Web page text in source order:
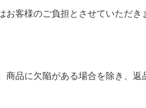
お客様のご負担とさせていただき
商品に欠陥がある場合を除き、返